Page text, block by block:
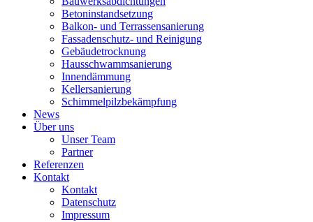
Beton­instand­setzung
Balkon- und Terras­sen­sanierung
Fassaden­schutz- und Reinigung
Gebäude­trocknung
Haus­schwamm­sanierung
Innen­dämmung
Keller­sanierung
Schimmel­pilz­bekämpfung
News
Über uns
Unser Team
Partner
Referenzen
Kontakt
Kontakt
Datenschutz
Impressum